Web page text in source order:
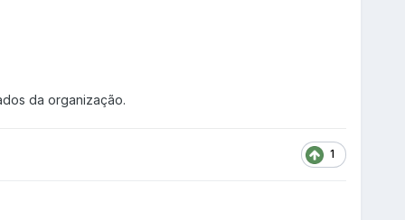
da organização.
1